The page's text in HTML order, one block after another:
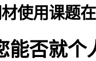
使用课题
能否就个